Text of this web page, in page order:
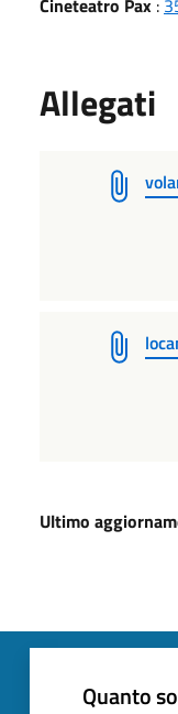
Allegati
Ultimo
Quanto